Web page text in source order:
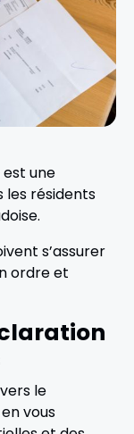
est une
les résidents
s’assurer
ordre et
le
vous